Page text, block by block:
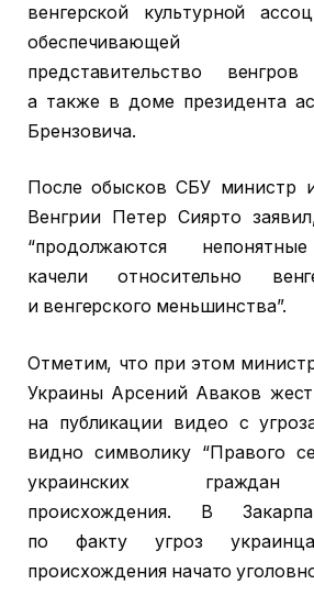
венгерской культурной
обеспечивающей
представительство
а также в доме президента
Брензовича.
После обысков СБУ министр
Венгрии Петер Сиярто
“продолжаются
качели относительно
и венгерского меньшинства”.
Отметим, что при этом
Украины Арсений Аваков
на публикации видео с
видно символику “Правого
украинских граждан
происхождения. В
по факту угроз
происхождения начато